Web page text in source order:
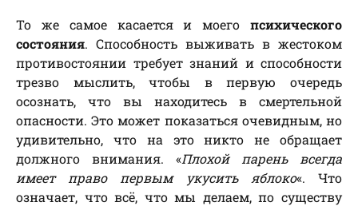
То же самое касается и моего психического
состояния. Способность выживать в жестоком
противостоянии требует знаний и способности
трезво мыслить, чтобы в первую очередь
осознать, что вы находитесь в смертельной
опасности. Это может показаться очевидным, но
удивительно, что на это никто не обращает
должного внимания. «Плохой парень всегда
имеет право первым укусить яблоко«. Что
означает, что всё, что мы делаем, по существу